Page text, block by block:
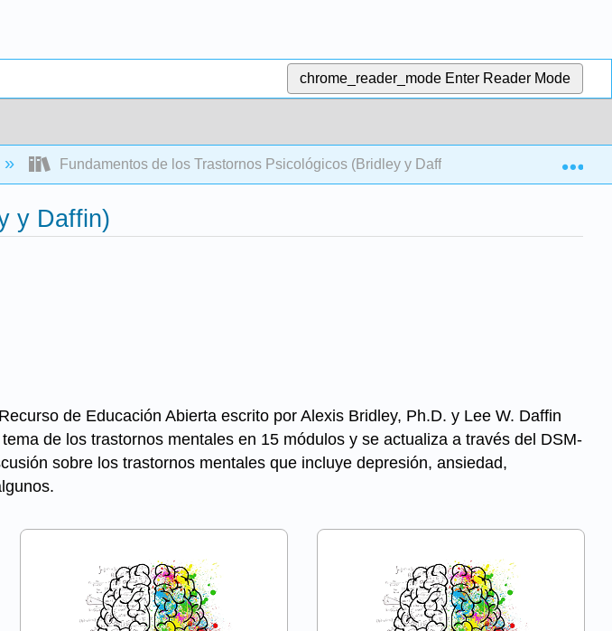
chrome_reader_mode Enter Reader Mode
Fundamentos de los Trastornos Psicológicos (Bridley y Daffin)
y Daffin)
de Educación Abierta escrito por Alexis Bridley, Ph.D. y Lee W. Daffin
de los trastornos mentales en 15 módulos y se actualiza a través del DSM-
sobre los trastornos mentales que incluye depresión, ansiedad,